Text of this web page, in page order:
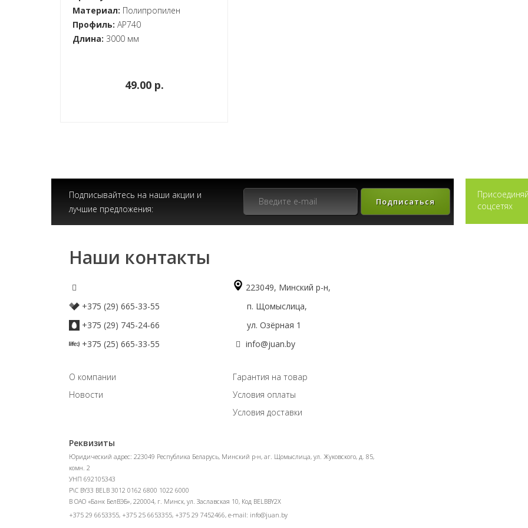
Материал: Полипропилен
Профиль: AP740
Длина: 3000 мм
49.00 p.
Подписывайтесь на наши акции и
лучшие предложения:
Подписаться
соцсетях
Наши контакты
+375 (29) 665-33-55
+375 (29) 745-24-66
+375 (25) 665-33-55
223049, Минский р-н,
п. Щомыслица,
ул. Озёрная 1
info@juan.by
О компании
Новости
Гарантия на товар
Условия оплаты
Условия доставки
Реквизиты
Юридический адрес: 223049 Республика Беларусь, Минский р-н, аг. Щомыслица, ул. Жуковского, д. 85,
комн. 2
УНП 692105343
Р\С BY33 BELB 3012 0162 6800 1022 6000
В ОАО «Банк БелВЭБ», 220004, г. Минск, ул. Заславская 10, Код BELBBY2X
+375 29 6653355, +375 25 6653355, +375 29 7452466, e-mail: info@juan.by